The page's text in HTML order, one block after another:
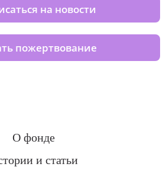
на новости
пожертвование
О фонде
и статьи